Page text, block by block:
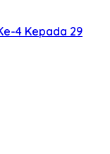
4 Kepada 29